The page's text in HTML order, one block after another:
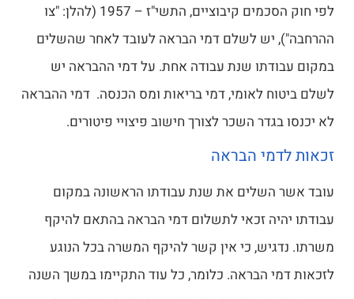
לפי חוק הסכמים קיבוציים, התשי"ז – 1957 (להלן: "צו
ההרחבה"), יש לשלם דמי הבראה לעובד לאחר שהשלים
במקום עבודתו שנת עבודה אחת. על דמי ההבראה יש
לשלם ביטוח לאומי, דמי בריאות ומס הכנסה. דמי ההבראה
לא יכנסו בגדר השכר לצורך חישוב פיצויי פיטורים.
זכאות לדמי הבראה
עובד אשר השלים את שנת עבודתו הראשונה במקום
עבודתו יהיה זכאי לתשלום דמי הבראה בהתאם להיקף
משרתו. נדגיש, כי אין קשר להיקף המשרה בכל הנוגע
לזכאות דמי הבראה. כלומר, כל עוד התקיימו במשך השנה